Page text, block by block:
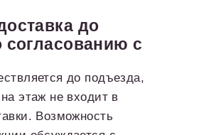
до
согласованию с
до подъезда,
этаж не входит в
Возможность